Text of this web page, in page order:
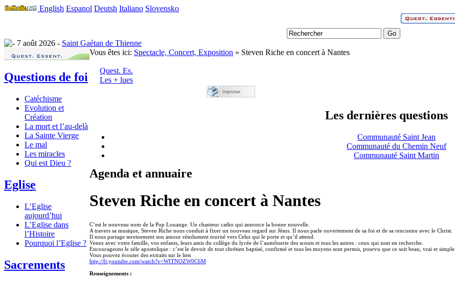
English Espanol Deutsh Italiano Slovensko
7 août 2026 - Saint Gaétan de Thienne
Questions de foi
Catéchisme
Evolution et
Création
La mort et l’au-delà
La Sainte Vierge
Le mal
Les miracles
Qui est Dieu ?
Eglise
L’Eglise
aujourd’hui
L’Eglise dans
l’Histoire
Pourquoi l’Eglise ?
Sacrements
Vous êtes ici: Spectacle, Concert, Exposition » Steven Riche en concert à Nantes
Quest. Es.
Les + lues
Les dernières questions
Communauté Saint Jean
Communauté du Chemin Neuf
Communauté Saint Martin
Agenda et annuaire
Steven Riche en concert à Nantes
C’est le nouveau nom de la Pop Louange. Un chanteur catho qui annonce la bonne nouvelle.
A travers sa musique, Steven Riche nous conduit à fixer un nouveau regard sur Jésus. Il nous parle ouvertement de sa foi et de sa rencontre avec le Christ.
Il nous partage sereinement son amour résolument tourné vers Celui qui le porte et qu’il attend.
Venez avec votre famille, vos enfants, leurs amis du collège du lycée de l’aumônerie des scouts et tous les autres : ceux qui sont en recherche.
Encourageons le zèle apostolique : c’est le devoir de tout chrétien baptisé, confirmé et tous les moyens sont permis, pourvu que ce soit beau, vrai et simple.
Vous pouvez écouter des extraits sur le lien
http://fr.youtube.com/watch?v=WITNOZW0C6M
Renseignements :